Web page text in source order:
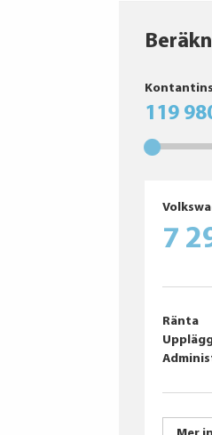
Bridgestone
Goodyear
Goodyear
Hankook
119
7
Ränta